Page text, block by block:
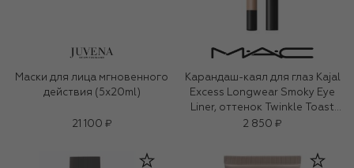
Маски для лица мгновенного
действия (5x20ml)
21 100 ₽
Карандаш-каял для глаз Kajal
Excess Longwear Smoky Eye
Liner, оттенок Twinkle Toast
(1,2g)
2 850 ₽